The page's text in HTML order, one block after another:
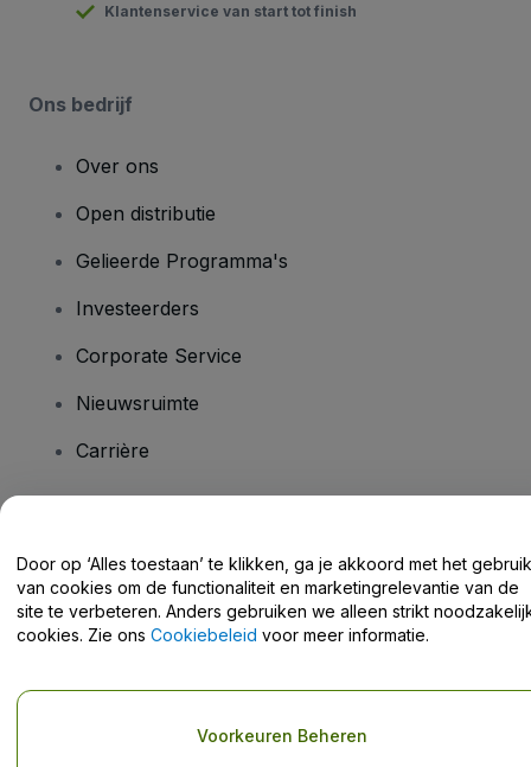
Klantenservice van start tot finish
Ons bedrijf
Over ons
Open distributie
Gelieerde Programma's
Investeerders
Corporate Service
Nieuwsruimte
Carrière
Helpcentrum / Neem Contact Met Ons Op
Copyright © viagogo GmbH 2026 Bedrijfsgegevens
Door deze website te gebruiken, accepteer je de
Door op ‘Alles toestaan’ te klikken, ga je akkoord met het gebruik
van cookies om de functionaliteit en marketingrelevantie van de
site te verbeteren. Anders gebruiken we alleen strikt
cookies. Zie ons Cookiebeleid voor meer informatie.
Voorkeuren Beheren